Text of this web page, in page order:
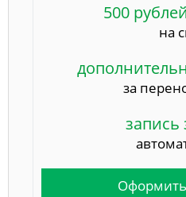
500
на
за
запись